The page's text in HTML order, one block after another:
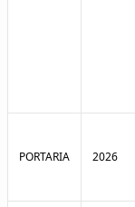
PORTARIA 2026